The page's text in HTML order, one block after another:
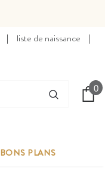
| liste de naissance |
0
BONS PLANS